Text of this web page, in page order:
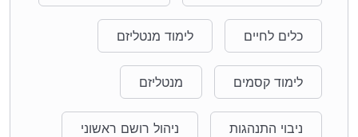
כלים לחיים לימוד מנטליזם
לימוד קסמים מנטליזם
ניבוי התנהגות ניהול רושם ראשוני